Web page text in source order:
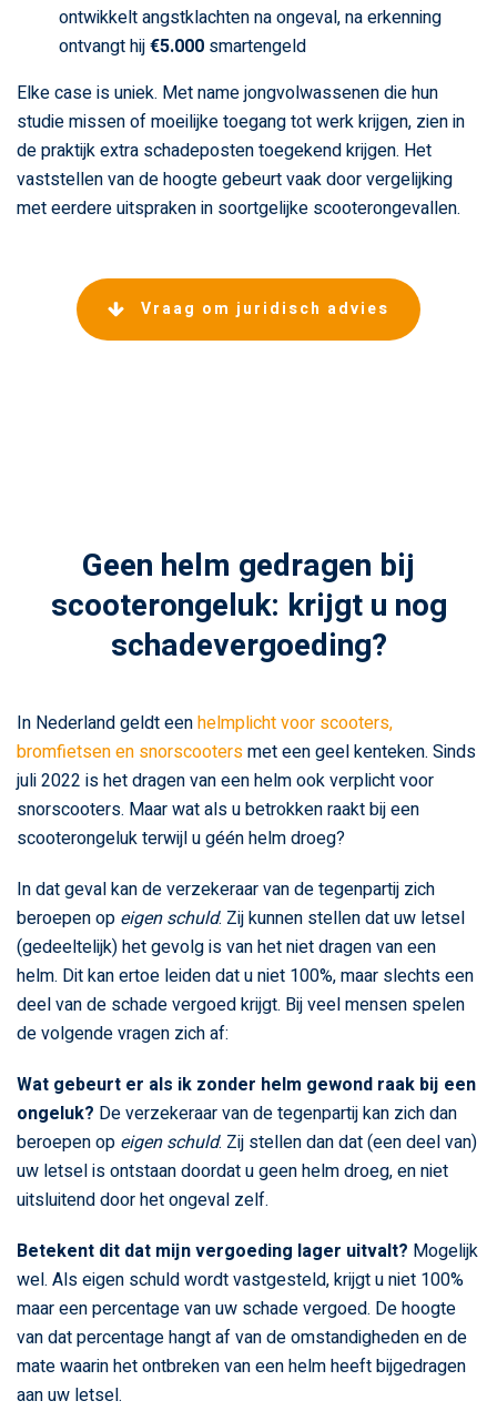
ontwikkelt angstklachten na ongeval, na erkenning
ontvangt hij€5.000smartengeld
Elke case is uniek. Met name jongvolwassenen die hun
studie missen of moeilijke toegang tot werk krijgen, zien in
de praktijk extra schadeposten toegekend krijgen. Het
vaststellen van de hoogte gebeurt vaak door vergelijking
met eerdere uitspraken in soortgelijke scooterongevallen.
Vraag om juridisch advies
Geen helm gedragen bij
scooterongeluk: krijgt u nog
schadevergoeding?
In Nederland geldt eenhelmplicht voor scooters,
bromfietsen en snorscootersmet een geel kenteken. Sinds
juli 2022 is het dragen van een helm ook verplicht voor
snorscooters. Maar wat als u betrokken raakt bij een
scooterongeluk terwijl u géén helm droeg?
In dat geval kan de verzekeraar van de tegenpartij zich
beroepen op eigen schuld. Zij kunnen stellen dat uw letsel
(gedeeltelijk) het gevolg is van het niet dragen van een
helm. Dit kan ertoe leiden dat u niet 100%, maar slechts een
deel van de schade vergoed krijgt. Bij veel mensen spelen
de volgende vragen zich af:
Wat gebeurt er als ik zonder helm gewond raak bij een
ongeluk? De verzekeraar van de tegenpartij kan zich dan
beroepen op eigen schuld. Zij stellen dan dat (een deel van)
uw letsel is ontstaan doordat u geen helm droeg, en niet
uitsluitend door het ongeval zelf.
Betekent dit dat mijn vergoeding lager uitvalt? Mogelijk
wel. Als eigen schuld wordt vastgesteld, krijgt u niet 100%
maar een percentage van uw schade vergoed. De hoogte
van dat percentage hangt af van de omstandigheden en de
mate waarin het ontbreken van een helm heeft bijgedragen
aan uw letsel.